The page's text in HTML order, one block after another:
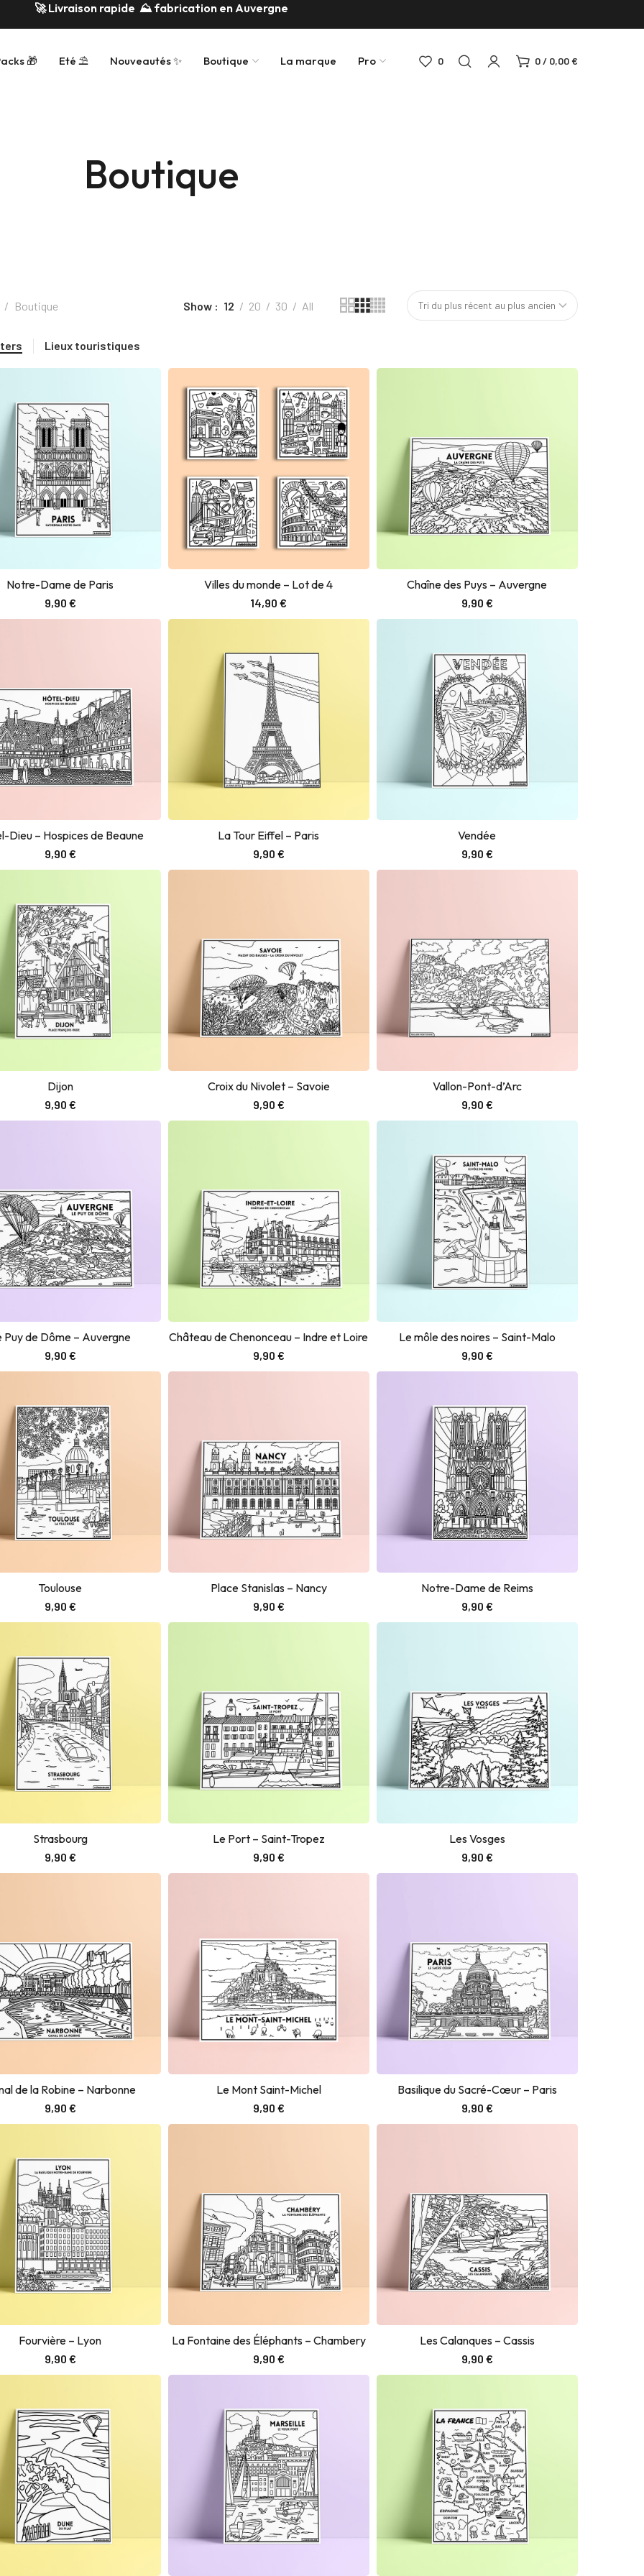
🚀 Livraison rapide ⛰️ fabrication en Auvergne
🎁 Eté ⛱️ Nouveautés ✨ Boutique La marque Pro 0 0/ 0,00€
Boutique
Boutique Show 12 20 30 All
Lieux touristiques
Ajouter au panier
Notre-Dame de Paris
9,90 €
Ajouter au panier
Villes du monde – Lot de 4
14,90€
Ajouter au panier
Chaîne des Puys – Auvergne
9,90 €
Ajouter au panier
Dieu – Hospices de Beaune
9,90 €
Ajouter au panier
La Tour Eiffel – Paris
9,90 €
Ajouter au panier
Vendée
9,90 €
Ajouter au panier
Dijon
9,90 €
Ajouter au panier
Croix du Nivolet – Savoie
9,90 €
Ajouter au panier
Vallon-Pont-d’Arc
9,90 €
Ajouter au panier
Puy de Dôme – Auvergne
9,90 €
Ajouter au panier
Château de Chenonceau – Indre et Loire
9,90 €
Ajouter au panier
Le môle des noires – Saint-Malo
9,90 €
Ajouter au panier
Toulouse
9,90 €
Ajouter au panier
Place Stanislas – Nancy
9,90 €
Ajouter au panier
Notre-Dame de Reims
9,90 €
Ajouter au panier
Strasbourg
9,90 €
Ajouter au panier
Le Port – Saint-Tropez
9,90 €
Ajouter au panier
Les Vosges
9,90 €
Ajouter au panier
de la Robine – Narbonne
9,90 €
Ajouter au panier
Le Mont Saint-Michel
9,90 €
Ajouter au panier
Basilique du Sacré-Cœur – Paris
9,90 €
Ajouter au panier
Fourvière – Lyon
9,90 €
Ajouter au panier
La Fontaine des Éléphants – Chambery
9,90 €
Ajouter au panier
Les Calanques – Cassis
9,90 €